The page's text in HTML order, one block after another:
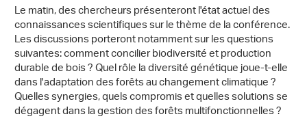
Le matin, des chercheurs présenteront l'état actuel des
connaissances scientifiques sur le thème de la conférence.
Les discussions porteront notamment sur les questions
suivantes: comment concilier biodiversité et production
durable de bois ? Quel rôle la diversité génétique joue-t-elle
dans l'adaptation des forêts au changement climatique ?
Quelles synergies, quels compromis et quelles solutions se
dégagent dans la gestion des forêts multifonctionnelles ?